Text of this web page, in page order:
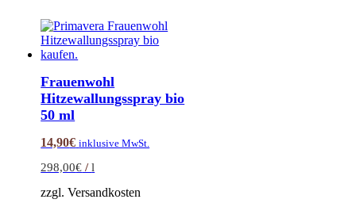
Frauenwohl
Hitzewallungsspray bio
50 ml
14,90€ inklusive MwSt.
298,00€ /l
zzgl. Versandkosten